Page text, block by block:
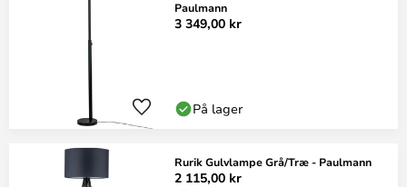
Paulmann
3 349,00 kr
På lager
Rurik Gulvlampe Grå/Træ - Paulmann
2 115,00 kr